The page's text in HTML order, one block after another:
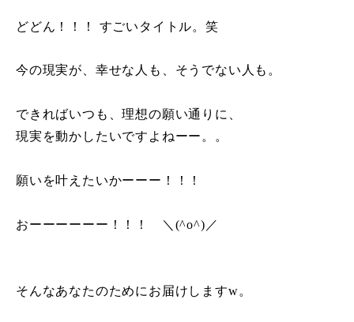
どどん！！！ すごいタイトル。笑
今の現実が、幸せな人も、そうでない人も。
できればいつも、理想の願い通りに、
現実を動かしたいですよねーー。。
願いを叶えたいかーーー！！！
おーーーーーー！！！ ＼(^o^)／
そんなあなたのためにお届けしますw。